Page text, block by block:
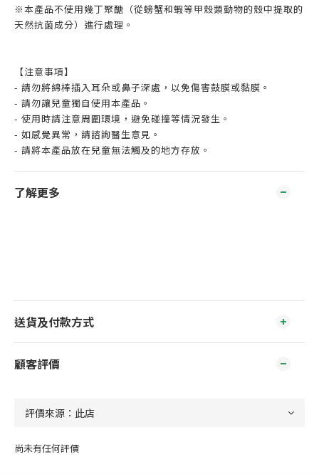
※本產品不使用幾丁聚醣（從螃蟹和蝦等甲殼類動物的殼中提取的
天然抗菌成分）進行處理。
【注意事項】
- 請勿將綿棒插入耳朵或鼻子深處，以免傷害鼓膜或黏膜。
- 請勿讓兒童獨自使用本產品。
- 使用時請注意周圍環境，避免碰撞等情況發生。
- 如感覺異常，請諮詢醫生意見。
- 請將本產品放在兒童無法觸及的地方存放。
了解更多
送貨及付款方式
顧客評價
尚未有任何評價